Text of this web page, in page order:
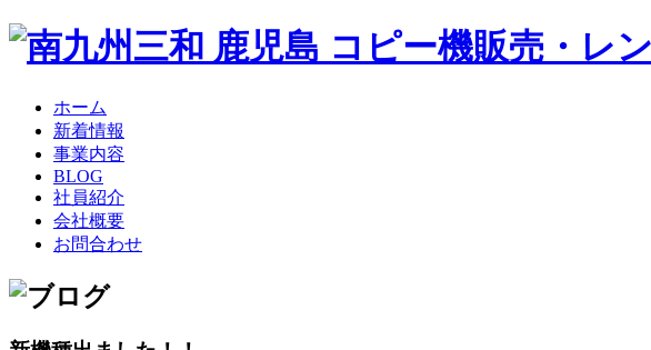
ホーム
新着情報
事業内容
BLOG
社員紹介
会社概要
お問合わせ